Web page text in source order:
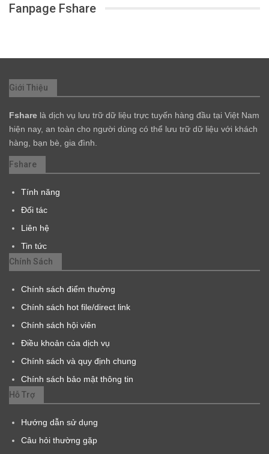
Fanpage Fshare
Giới Thiệu
Fshare là dịch vụ lưu trữ dữ liệu trực tuyến hàng đầu tại Việt Nam
hiện nay, an toàn cho người dùng có thể lưu trữ dữ liệu với khách
hàng, bạn bè, gia đình.
Fshare
Tính năng
Đối tác
Liên hệ
Tin tức
Chính Sách
Chính sách điểm thưởng
Chính sách hot file/direct link
Chính sách hội viên
Điều khoản của dịch vụ
Chính sách và quy định chung
Chính sách bảo mật thông tin
Hỗ Trợ
Hướng dẫn sử dụng
Câu hỏi thường gặp